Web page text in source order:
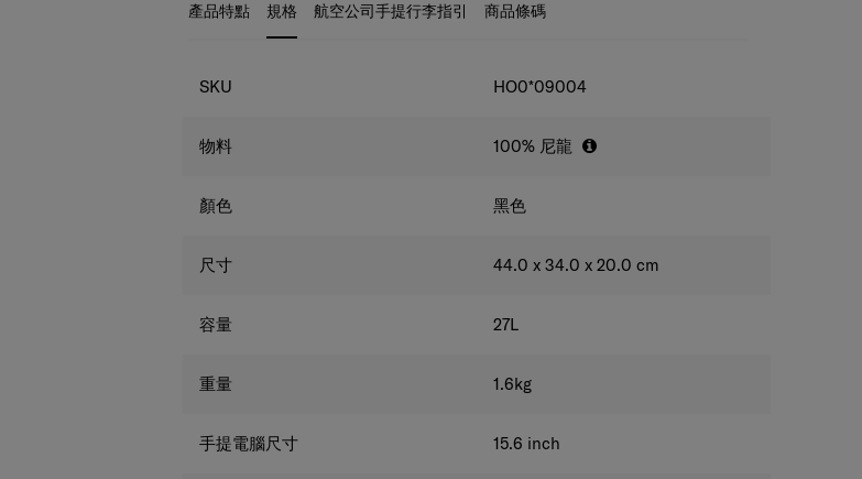
產品特點 規格 航空公司手提行李指引 商品條碼
規格
SKU HO0*09004
物料 100% 尼龍
顏色 黑色
尺寸 44.0 x 34.0 x 20.0 cm
容量 27L
重量 1.6kg
手提電腦尺寸 15.6 inch